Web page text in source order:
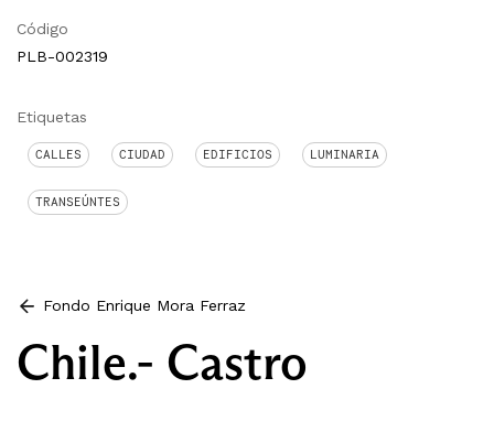
Código
PLB-002319
Etiquetas
CALLES CIUDAD EDIFICIOS LUMINARIA
TRANSEÚNTES
Fondo Enrique Mora Ferraz
Chile.- Castro